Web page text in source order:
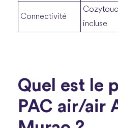
Connectivité
incluse
Quel est le
PAC air/air